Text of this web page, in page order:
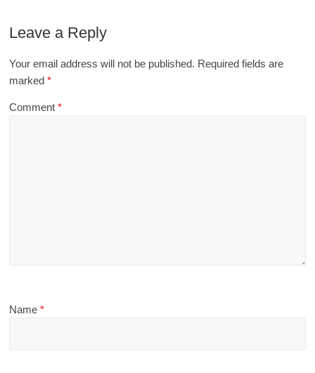
Leave a Reply
Your email address will not be published. Required fields are
marked*
Comment*
Name*